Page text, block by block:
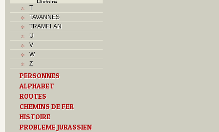
Histoire
J
L
R
S
T
Textes
U
T
TAVANNES
TRAMELAN
U
V
W
Z
PERSONNES
ALPHABET
ROUTES
CHEMINS DE FER
HISTOIRE
PROBLEME JURASSIEN